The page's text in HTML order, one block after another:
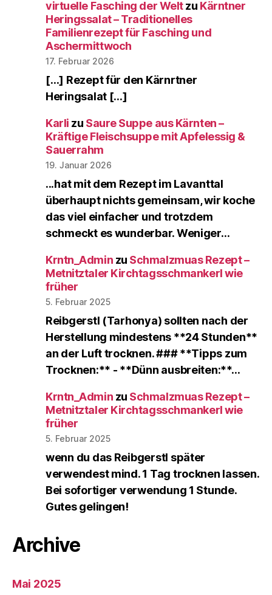
virtuelle Fasching der Weltzu Kärntner
Heringssalat – Traditionelles
Familienrezept für Fasching und
Aschermittwoch
17. Februar 2026
[…] Rezept für den Kärnrtner
Heringsalat […]
Karli zu Saure Suppe aus Kärnten –
Kräftige Fleischsuppe mit Apfelessig &
Sauerrahm
19. Januar 2026
...hat mit dem Rezept im Lavanttal
überhaupt nichts gemeinsam, wir koche
das viel einfacher und trotzdem
schmeckt es wunderbar. Weniger…
Krntn_Admin zu Schmalzmuas Rezept –
Metnitztaler Kirchtagsschmankerl wie
früher
5. Februar 2025
Reibgerstl (Tarhonya) sollten nach der
Herstellung mindestens **24 Stunden**
an der Luft trocknen. ### **Tipps zum
Trocknen:** - **Dünn ausbreiten:**…
Krntn_Admin zu Schmalzmuas Rezept –
Metnitztaler Kirchtagsschmankerl wie
früher
5. Februar 2025
wenn du das Reibgerstl später
verwendest mind. 1 Tag trocknen lassen.
Bei sofortiger verwendung 1 Stunde.
Gutes gelingen!
Archive
Mai 2025